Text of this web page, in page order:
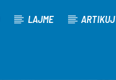
LAJME ARTIKUJ